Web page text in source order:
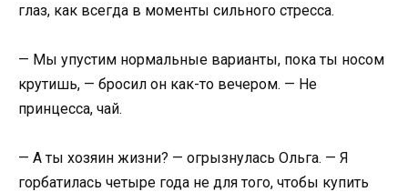
глаз, как всегда в моменты сильного стресса.
— Мы упустим нормальные варианты, пока ты носом
крутишь, — бросил он как-то вечером. — Не
принцесса, чай.
— А ты хозяин жизни? — огрызнулась Ольга. — Я
горбатилась четыре года не для того, чтобы купить